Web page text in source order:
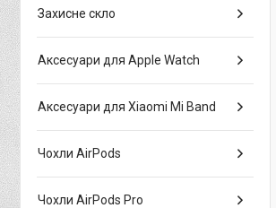
Захисне скло
Аксесуари для Apple Watch
Аксесуари для Xiaomi Mi Band
Чохли AirPods
Чохли AirPods Pro